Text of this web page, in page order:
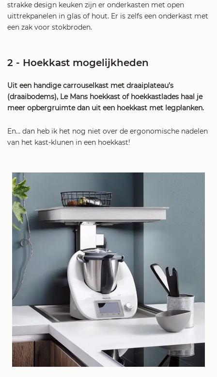
strakke design keuken zijn er onderkasten met open
uittrekpanelen in glas of hout. Er is zelfs een onderkast met
een zak voor stokbroden.
2 - Hoekkast mogelijkheden
Uit een handige carrouselkast met draaiplateau’s
(draaibodems), Le Mans hoekkast of hoekkastlades haal je
meer opbergruimte dan uit een hoekkast met legplanken.
En… dan heb ik het nog niet over de ergonomische nadelen
van het kast-klunen in een hoekkast!